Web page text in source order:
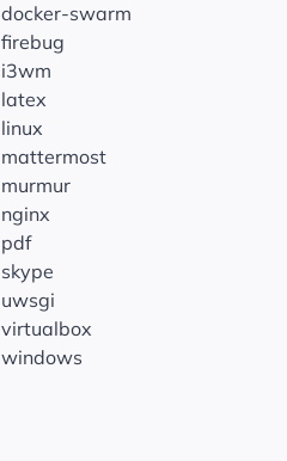
docker-swarm
firebug
i3wm
latex
linux
mattermost
murmur
nginx
pdf
skype
uwsgi
virtualbox
windows